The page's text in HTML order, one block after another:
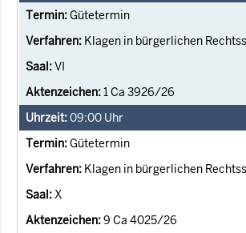
Gütetermin
Klagen in bürgerlichen
VI
1 Ca 3926/26
09:00 Uhr
Gütetermin
Klagen in bürgerlichen
X
9 Ca 4025/26